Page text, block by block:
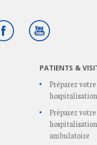
FacebookYoutube
PATIENTS &
Préparez votre
Préparez votre
ambulatoire